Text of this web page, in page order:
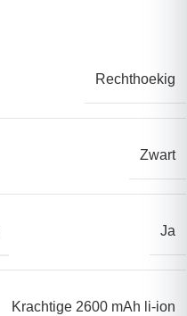
Rechthoekig
Zwart
Ja
Krachtige 2600 mAh li-ion